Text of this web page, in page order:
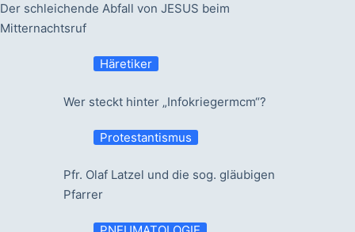
Der schleichende Abfall von JESUS beim
Mitternachtsruf
Häretiker
Wer steckt hinter „Infokriegermcm“?
Protestantismus
Pfr. Olaf Latzel und die sog. gläubigen
Pfarrer